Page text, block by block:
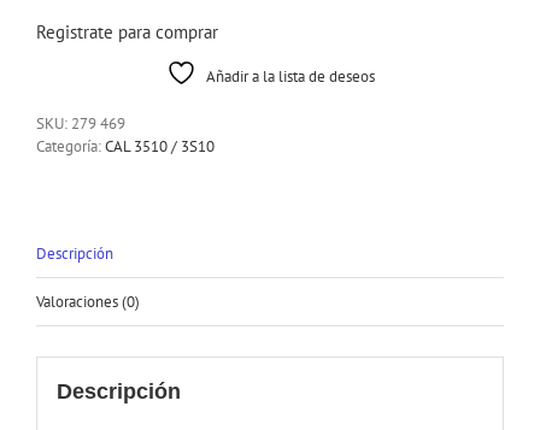
Registrate para comprar
Añadir a la lista de deseos
SKU: 279 469
Categoría:CAL 3510 / 3S10
Descripción
Valoraciones (0)
Descripción